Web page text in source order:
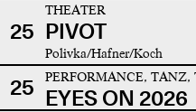
25
THEATER
PIVOT
Polivka/Hafner/Koch
25 PERFORMANCE, TANZ,
EYES ON 2026